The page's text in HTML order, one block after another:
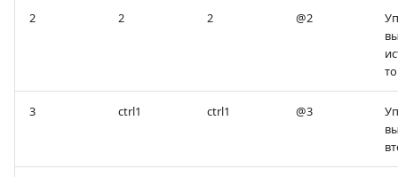
2 2 2 @2
3 ctrl1 ctrl1 @3